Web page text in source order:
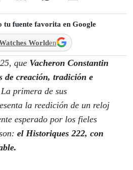
tu fuente favorita en Google
Worlden
que Vacheron Constantin
de creación, tradición e
La primera de sus
la reedición de un reloj
esperado por los fieles
el Historiques 222, con